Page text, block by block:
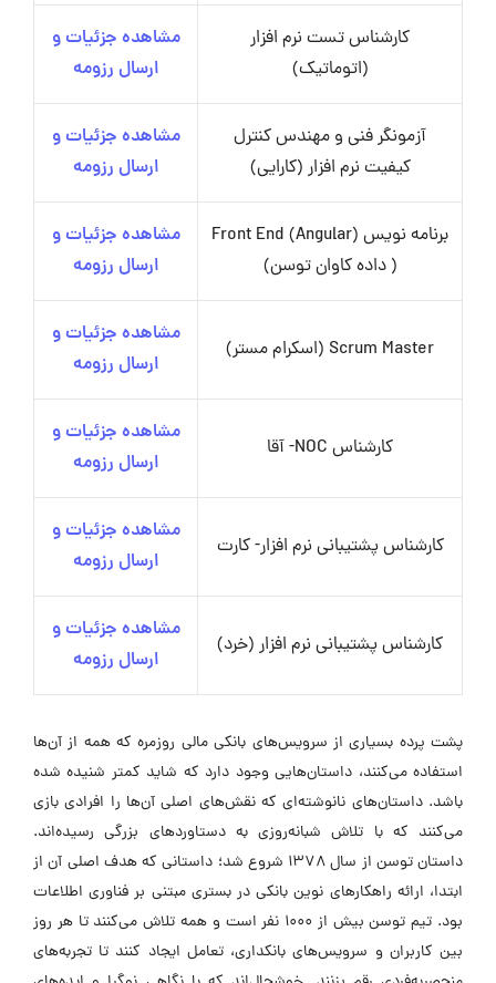
کارشناس تست نرم افزار
(اتوماتیک)
مشاهده جزئیات و
ارسال رزومه
آزمونگر فنی و مهندس کنترل
کیفیت نرم افزار (کارایی)
مشاهده جزئیات و
ارسال رزومه
برنامه نویس Front End (Angular)
( داده کاوان توسن)
مشاهده جزئیات و
ارسال رزومه
Scrum Master (اسکرام مستر)
مشاهده جزئیات و
ارسال رزومه
کارشناس NOC- آقا
مشاهده جزئیات و
ارسال رزومه
کارشناس پشتیبانی نرم افزار- کارت
مشاهده جزئیات و
ارسال رزومه
کارشناس پشتیبانی نرم افزار (خرد)
مشاهده جزئیات و
ارسال رزومه
پشت پرده بسیاری از سرویس‌های بانکی مالی روزمره که همه از آن‌ها
استفاده می‌کنند، داستان‌هایی وجود دارد که شاید کمتر شنیده شده
باشد. داستان‌های نانوشته‌ای که نقش‌های اصلی آن‌ها را افرادی بازی
می‌کنند که با تلاش شبانه‌روزی به دستاوردهای بزرگی رسیده‌اند.
داستان توسن از سال ۱۳۷۸ شروع شد؛ داستانی که هدف اصلی آن از
ابتدا، ارائه راهکارهای نوین بانکی در بستری مبتنی بر فناوری اطلاعات
بود. تیم توسن بیش از ۱۰۰۰ نفر است و همه تلاش می‌کنند تا هر روز
بین کاربران و سرویس‌های بانکداری، تعامل ایجاد کنند تا تجربه‌های